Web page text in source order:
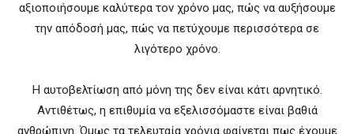
αξιοποιήσουμε καλύτερα τον χρόνο μας, πώς να αυξήσουμε
την απόδοσή μας, πώς να πετύχουμε περισσότερα σε
λιγότερο χρόνο.
Η αυτοβελτίωση από μόνη της δεν είναι κάτι αρνητικό.
Αντιθέτως, η επιθυμία να εξελισσόμαστε είναι βαθιά
ανθρώπινη. Όμως τα τελευταία χρόνια φαίνεται πως έχουμε